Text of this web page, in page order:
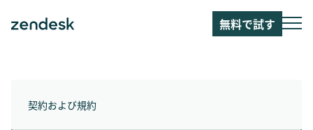
無料で試す
契約および規約